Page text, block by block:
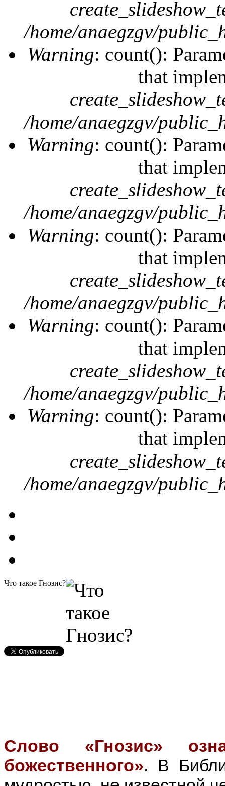
/home/anaegzgv/
Warning: count():
that
/home/anaegzgv/
Warning: count():
that
/home/anaegzgv/
Warning: count():
that
/home/anaegzgv/
Warning: count():
that
/home/anaegzgv/
Warning: count():
that
/home/anaegzgv/
Что такое Гнозис?
Слово «Гнозис»
божественного». В